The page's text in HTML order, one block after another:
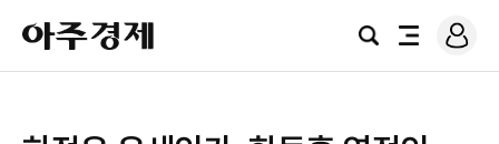
아
주
경
검
전
로
그